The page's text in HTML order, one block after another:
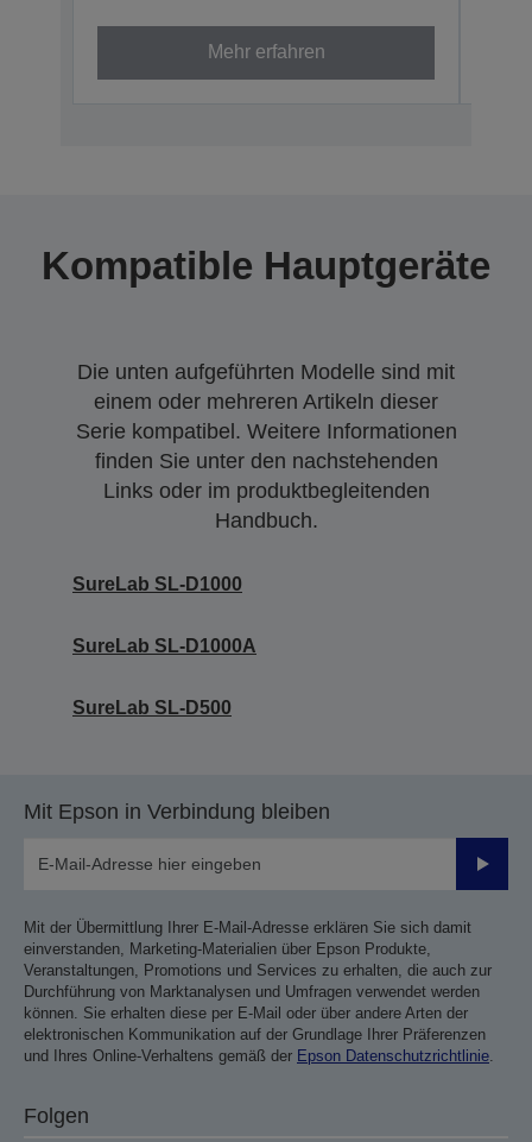
Mehr erfahren
Kompatible Hauptgeräte
Die unten aufgeführten Modelle sind mit
einem oder mehreren Artikeln dieser
Serie kompatibel. Weitere Informationen
finden Sie unter den nachstehenden
Links oder im produktbegleitenden
Handbuch.
SureLab SL-D1000
SureLab SL-D1000A
SureLab SL-D500
Mit Epson in Verbindung bleiben
Mit der Übermittlung Ihrer E-Mail-Adresse erklären Sie sich damit
einverstanden, Marketing-Materialien über Epson Produkte,
Veranstaltungen, Promotions und Services zu erhalten, die auch zur
Durchführung von Marktanalysen und Umfragen verwendet werden
können. Sie erhalten diese per E-Mail oder über andere Arten der
elektronischen Kommunikation auf der Grundlage Ihrer Präferenzen
und Ihres Online-Verhaltens gemäß der Epson Datenschutzrichtlinie
Folgen